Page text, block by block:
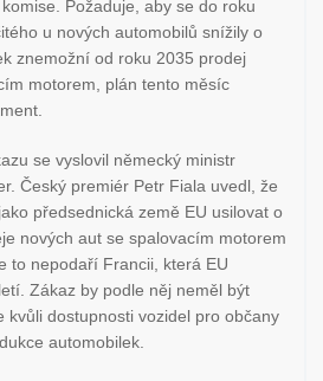
Požaduje, aby se do roku
u nových automobilů snížily o
znemožní od roku 2035 prodej
motorem, plán tento měsíc
se vyslovil německý ministr
Český premiér Petr Fiala uvedl, že
předsednická země EU usilovat o
nových aut se spalovacím motorem
to nepodaří Francii, která EU
Zákaz by podle něj neměl být
kvůli dostupnosti vozidel pro občany
automobilek.